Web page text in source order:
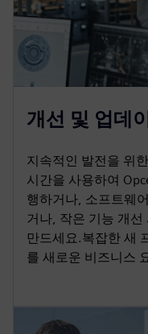
개선 및 업데
지속적인 발전을 위
시간을 사용하여
행하거나, 소프트웨
거나, 작은 기능 개
만드세요.복잡한 새
를 새로운 비즈니스